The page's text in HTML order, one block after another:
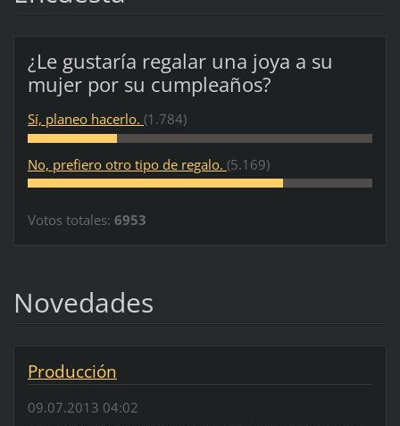
¿Le gustaría regalar una joya a su
mujer por su cumpleaños?
Sí, planeo hacerlo. (1.784)
No, prefiero otro tipo de regalo. (5.169)
Votos totales: 6953
Novedades
Producción
09.07.2013 04:02